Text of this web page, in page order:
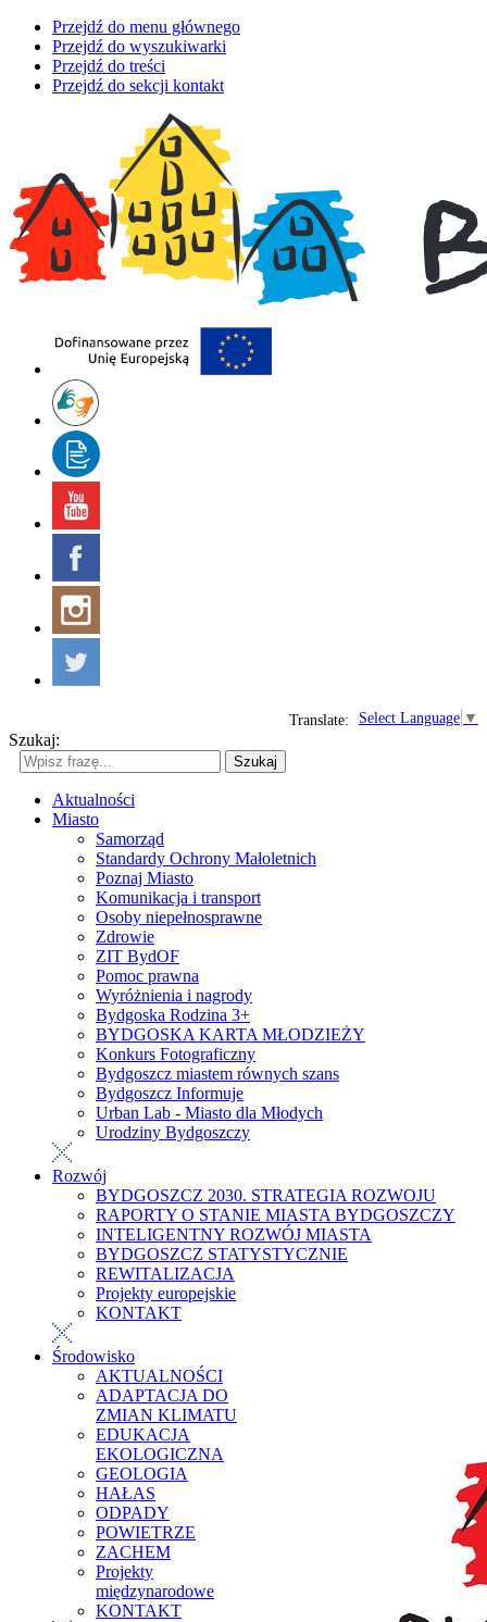
Przejdź do menu głównego
Przejdź do wyszukiwarki
Przejdź do treści
Przejdź do sekcji kontakt
Select Language ▼
Translate:
Szukaj:
Szukaj
Aktualności
Miasto
Samorząd
Standardy Ochrony Małoletnich
Poznaj Miasto
Komunikacja i transport
Osoby niepełnosprawne
Zdrowie
ZIT BydOF
Pomoc prawna
Wyróżnienia i nagrody
Bydgoska Rodzina 3+
BYDGOSKA KARTA MŁODZIEŻY
Konkurs Fotograficzny
Bydgoszcz miastem równych szans
Bydgoszcz Informuje
Urban Lab - Miasto dla Młodych
Urodziny Bydgoszczy
Rozwój
BYDGOSZCZ 2030. STRATEGIA ROZWOJU
RAPORTY O STANIE MIASTA BYDGOSZCZY
INTELIGENTNY ROZWÓJ MIASTA
BYDGOSZCZ STATYSTYCZNIE
REWITALIZACJA
Projekty europejskie
KONTAKT
Środowisko
AKTUALNOŚCI
ADAPTACJA DO
ZMIAN KLIMATU
EDUKACJA
EKOLOGICZNA
GEOLOGIA
HAŁAS
ODPADY
POWIETRZE
ZACHEM
Projekty
międzynarodowe
KONTAKT